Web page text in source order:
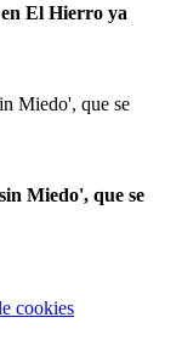
El Hierro ya
Miedo', que se
cookies